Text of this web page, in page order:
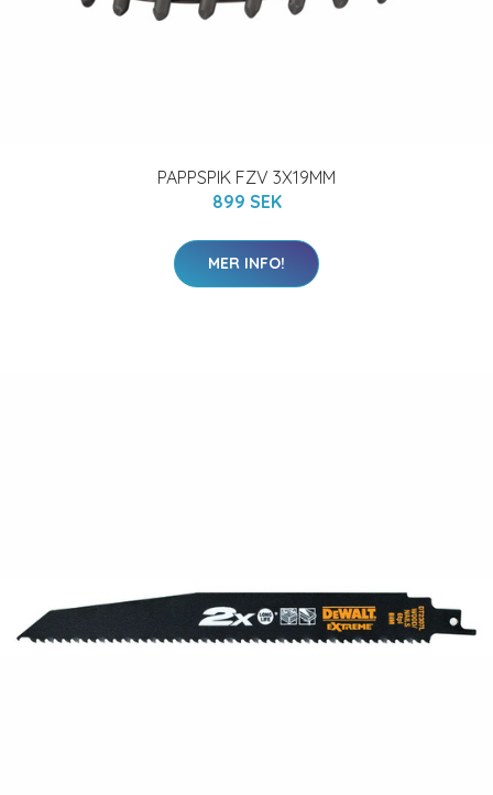
PAPPSPIK FZV 3X19MM
899 SEK
MER INFO!